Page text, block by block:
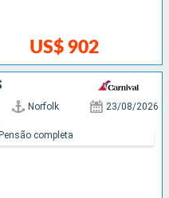
US$ 902
Norfolk 23/08/2026
Pensão completa